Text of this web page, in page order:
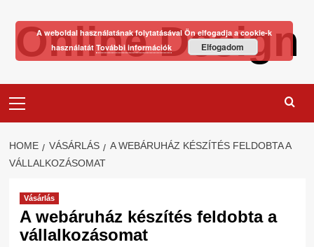
contentOnline Design
Menu
HOME VÁSÁRLÁS
A WEBÁRUHÁZ KÉSZÍTÉS FELDOBTA A
VÁLLALKOZÁSOMAT
Vásárlás
A webáruház készítés feldobta a
vállalkozásomat
A weboldal használatának folytatásával Ön elfogadja a cookie-k
használatát További információk Elfogadom